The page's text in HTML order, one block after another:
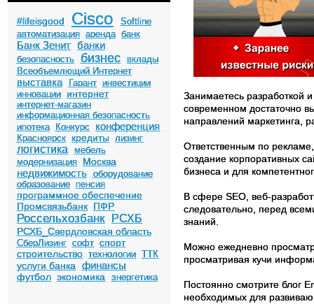
#lifeisgood Cisco
Softline
автоматизация аренда банк
Банк Зенит банки
безопасность бизнес
вклады
Всеобъемлющий Интернет
выставка Гарант инвестиции
инновации
интернет
интернет-магазин
информационная безопасность
ипотека
Конкурс конференция
Красноярск кредиты лизинг
логистика
мебель
модернизация
Москва
недвижимость оборудование
образование пенсия
программное обеспечение
Промсвязьбанк ПФР
Россельхозбанк РСХБ
РСХБ_Свердловская область
СберЛизинг софт спорт
строительство технологии ТТК
услуги банка финансы
футбол экономика энергетика
Занимаетесь разработкой
современном достаточно
направлений маркетинга,
Ответственным по
создание корпоративных
бизнеса и для
В сфере SEO, веб-
следовательно, перед
знаний.
Можно ежедневно
просматривая кучи
Постоянно смотрите блог
необходимых для